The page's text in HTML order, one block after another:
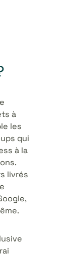
à
les
qui
à la
livrés